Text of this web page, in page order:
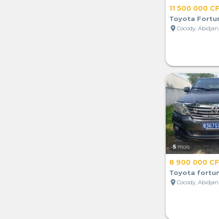
11 500 000
Toyota
location_on Cocody,
5 mois
8 900 000
Toyota
location_on Cocody,